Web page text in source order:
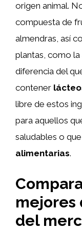
origen animal.
compuesta de
almendras, así
plantas, como
diferencia del
contener
libre de estos
para aquellos
saludables o
alimentarias.
mejores
del